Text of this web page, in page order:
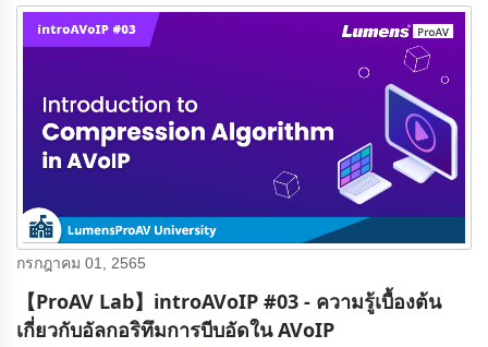
กรกฎาคม 01, 2565
【ProAV Lab】introAVoIP #03 - ความรู้เบื้องต้น
เกี่ยวกับอัลกอริทึมการบีบอัดใน AVoIP